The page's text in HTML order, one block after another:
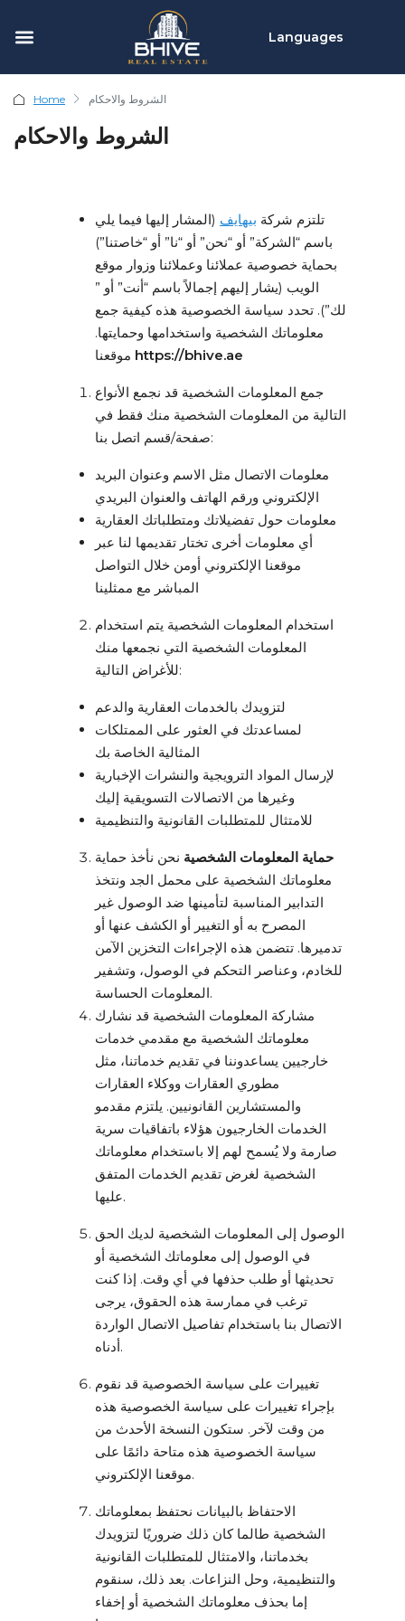
Languages
Home الشروط والاحكام
الشروط والاحكام
تلتزم شركة بيهايف (المشار إليها فيما يلي
باسم “الشركة” أو “نحن” أو “نا” أو “خاصتنا”)
بحماية خصوصية عملائنا وعملائنا وزوار موقع
الويب (يشار إليهم إجمالاً باسم “أنت” أو ”
لك”). تحدد سياسة الخصوصية هذه كيفية جمع
معلوماتك الشخصية واستخدامها وحمايتها.
موقعنا https://bhive.ae
جمع المعلومات الشخصية قد نجمع الأنواع
التالية من المعلومات الشخصية منك فقط في
صفحة/قسم اتصل بنا:
معلومات الاتصال مثل الاسم وعنوان البريد
الإلكتروني ورقم الهاتف والعنوان البريدي
معلومات حول تفضيلاتك ومتطلباتك العقارية
أي معلومات أخرى تختار تقديمها لنا عبر
موقعنا الإلكتروني أومن خلال التواصل
المباشر مع ممثلينا
استخدام المعلومات الشخصية يتم استخدام
المعلومات الشخصية التي نجمعها منك
للأغراض التالية:
لتزويدك بالخدمات العقارية والدعم
لمساعدتك في العثور على الممتلكات
المثالية الخاصة بك
لإرسال المواد الترويجية والنشرات الإخبارية
وغيرها من الاتصالات التسويقية إليك
للامتثال للمتطلبات القانونية والتنظيمية
حماية المعلومات الشخصية نحن نأخذ حماية
معلوماتك الشخصية على محمل الجد ونتخذ
التدابير المناسبة لتأمينها ضد الوصول غير
المصرح به أو التغيير أو الكشف عنها أو
تدميرها. تتضمن هذه الإجراءات التخزين الآمن
للخادم، وعناصر التحكم في الوصول، وتشفير
المعلومات الحساسة.
مشاركة المعلومات الشخصية قد نشارك
معلوماتك الشخصية مع مقدمي خدمات
خارجيين يساعدوننا في تقديم خدماتنا، مثل
مطوري العقارات ووكلاء العقارات
والمستشارين القانونيين. يلتزم مقدمو
الخدمات الخارجيون هؤلاء باتفاقيات سرية
صارمة ولا يُسمح لهم إلا باستخدام معلوماتك
الشخصية لغرض تقديم الخدمات المتفق
عليها.
الوصول إلى المعلومات الشخصية لديك الحق
في الوصول إلى معلوماتك الشخصية أو
تحديثها أو طلب حذفها في أي وقت. إذا كنت
ترغب في ممارسة هذه الحقوق، يرجى
الاتصال بنا باستخدام تفاصيل الاتصال الواردة
أدناه.
تغييرات على سياسة الخصوصية قد نقوم
بإجراء تغييرات على سياسة الخصوصية هذه
من وقت لآخر. ستكون النسخة الأحدث من
سياسة الخصوصية هذه متاحة دائمًا على
موقعنا الإلكتروني.
الاحتفاظ بالبيانات نحتفظ بمعلوماتك
الشخصية طالما كان ذلك ضروريًا لتزويدك
بخدماتنا، والامتثال للمتطلبات القانونية
والتنظيمية، وحل النزاعات. بعد ذلك، سنقوم
إما بحذف معلوماتك الشخصية أو إخفاء